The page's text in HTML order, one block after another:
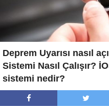
Deprem Uyarısı nasıl
Sistemi Nasıl Çalışır?
sistemi nedir?